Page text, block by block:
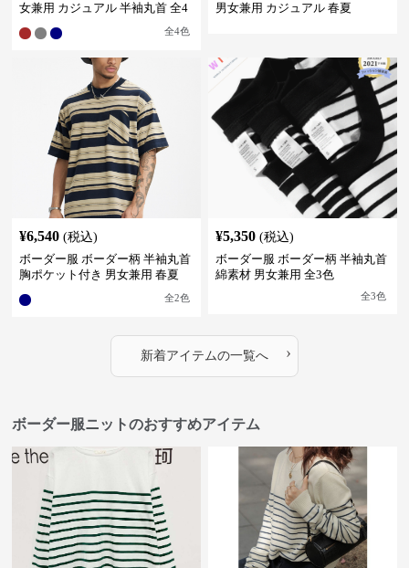
女兼用 カジュアル 半袖丸首 全4
全4色
男女兼用 カジュアル 春夏
¥6,540 (税込)
ボーダー服 ボーダー柄 半袖丸首
胸ポケット付き 男女兼用 春夏
全2色
¥5,350 (税込)
ボーダー服 ボーダー柄 半袖丸首
綿素材 男女兼用 全3色
全3色
新着アイテムの一覧へ ›
ボーダー服ニットのおすすめアイテム